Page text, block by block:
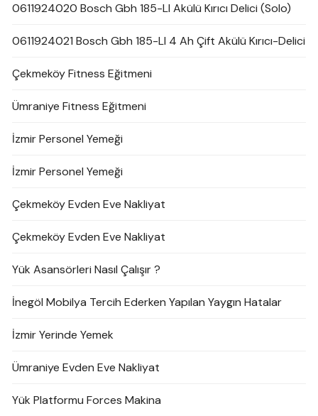
0611924020 Bosch Gbh 185-LI Akülü Kırıcı Delici (Solo)
0611924021 Bosch Gbh 185-LI 4 Ah Çift Akülü Kırıcı-Delici
Çekmeköy Fitness Eğitmeni
Ümraniye Fitness Eğitmeni
İzmir Personel Yemeği
İzmir Personel Yemeği
Çekmeköy Evden Eve Nakliyat
Çekmeköy Evden Eve Nakliyat
Yük Asansörleri Nasıl Çalışır ?
İnegöl Mobilya Tercih Ederken Yapılan Yaygın Hatalar
İzmir Yerinde Yemek
Ümraniye Evden Eve Nakliyat
Yük Platformu Forces Makina